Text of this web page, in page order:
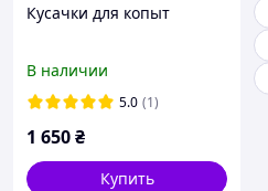
Кусачки для копыт
В наличии
5.0 (1)
1 650₴
Купить